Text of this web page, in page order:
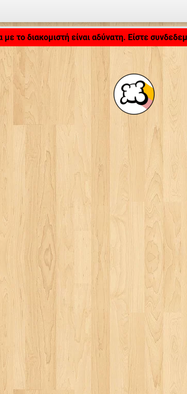
Φόρτωση εφαρμογής... ...